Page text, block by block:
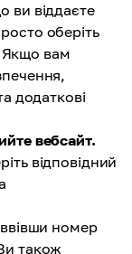
ви віддаєте
оберіть
Якщо вам
додаткові
вебсайт.
відповідний
номер
також